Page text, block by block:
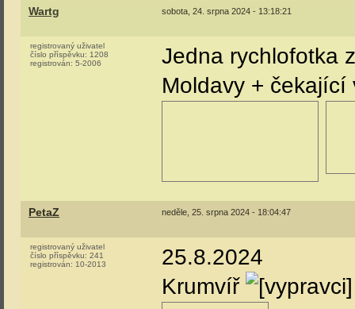
Wartg sobota, 24. srpna 2024 - 13:18:21
registrovaný uživatel
číslo příspěvku: 1208
registrován: 5-2006
Jedna rychlofotka
Moldavy +
PetaZ neděle, 25. srpna 2024 - 18:04:47
registrovaný uživatel
číslo příspěvku: 241
registrován: 10-2013
25.8.2024
Krumvíř